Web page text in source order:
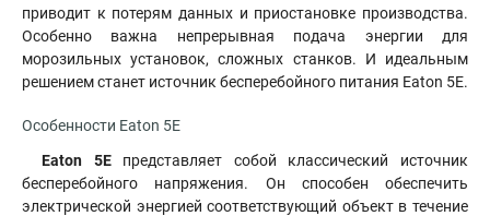
приводит к потерям данных и приостановке производства.
Особенно важна непрерывная подача энергии для
морозильных установок, сложных станков. И идеальным
решением станет источник бесперебойного питания Eaton 5E.
Особенности Eaton 5E
Eaton 5E представляет собой классический источник
бесперебойного напряжения. Он способен обеспечить
электрической энергией соответствующий объект в течение